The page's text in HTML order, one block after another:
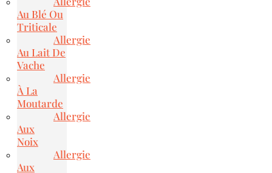
Au Blé Ou
Triticale
Allergie
Au Lait De
Vache
Allergie
À La
Moutarde
Allergie
Aux
Noix
Allergie
Aux